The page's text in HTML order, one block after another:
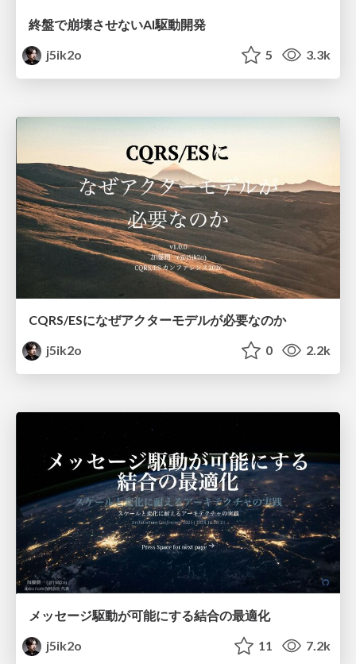
終盤で崩壊させないAI駆動開発
j5ik2o
5 3.3k
CQRS/ESになぜアクターモデルが必要なのか
j5ik2o
0 2.2k
メッセージ駆動が可能にする結合の最適化
j5ik2o
11 7.2k